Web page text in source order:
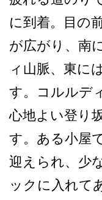
に­到着。目の
が広がり、南
ィ山脈、東に
す。コルルデ
心地­よい登り
す。ある小屋
迎えられ、少
ックに入れて